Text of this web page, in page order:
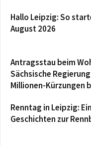
Hallo Leipzig: So
August 2026
Antragsstau beim
Sächsische
Millionen-Kürzungen
Renntag in Leipzig:
Geschichten zur